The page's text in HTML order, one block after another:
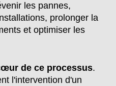
les pannes,
prolonger la
et optimiser les
de ce processus.
l'intervention d'un